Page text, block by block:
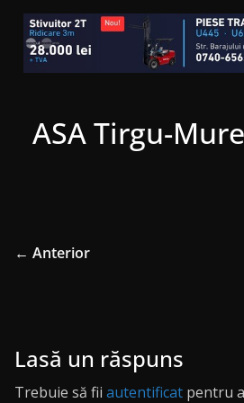
ASA Tirgu-
← Anterior
Lasă un răspuns
Trebuie să fii autentificat pentru